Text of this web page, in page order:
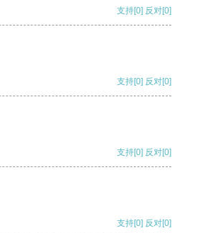
支持[0] 反对[0]
支持[0] 反对[0]
支持[0] 反对[0]
支持[0] 反对[0]